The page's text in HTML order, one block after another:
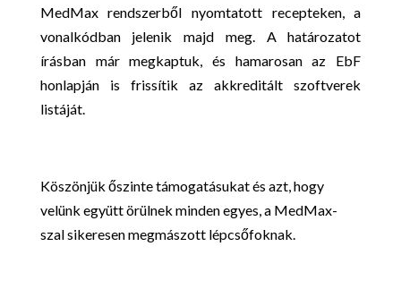
MedMax rendszerből nyomtatott recepteken, a
vonalkódban jelenik majd meg. A határozatot
írásban már megkaptuk, és hamarosan az EbF
honlapján is frissítik az akkreditált szoftverek
listáját.
Köszönjük őszinte támogatásukat és azt, hogy
velünk együtt örülnek minden egyes, a MedMax-
szal sikeresen megmászott lépcsőfoknak.